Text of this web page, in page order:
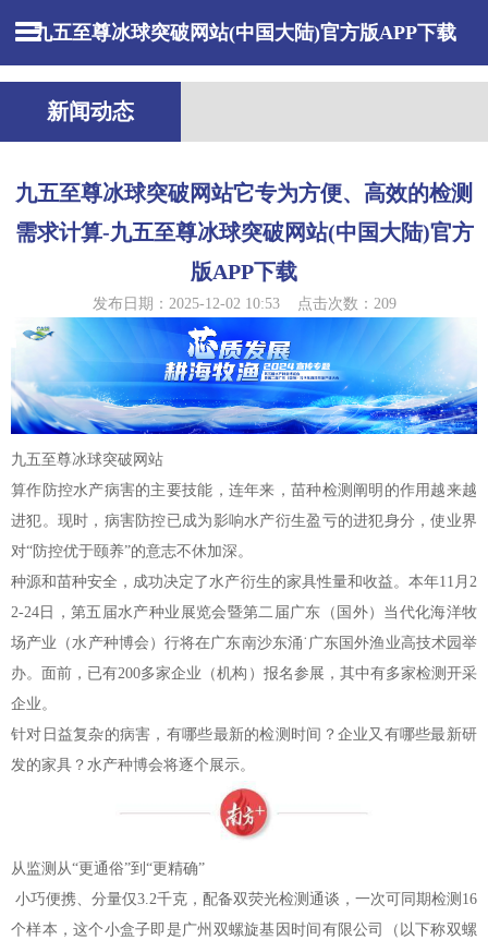
九五至尊冰球突破网站(中国大陆)官方版APP下载
新闻动态
九五至尊冰球突破网站它专为方便、高效的检测
需求计算-九五至尊冰球突破网站(中国大陆)官方
版APP下载
发布日期：2025-12-02 10:53 点击次数：209
九五至尊冰球突破网站
算作防控水产病害的主要技能，连年来，苗种检测阐明的作用越来越
进犯。现时，病害防控已成为影响水产衍生盈亏的进犯身分，使业界
对“防控优于颐养”的意志不休加深。
种源和苗种安全，成功决定了水产衍生的家具性量和收益。本年11月2
2-24日，第五届水产种业展览会暨第二届广东（国外）当代化海洋牧
场产业（水产种博会）行将在广东南沙东涌˙广东国外渔业高技术园举
办。面前，已有200多家企业（机构）报名参展，其中有多家检测开采
企业。
针对日益复杂的病害，有哪些最新的检测时间？企业又有哪些最新研
发的家具？水产种博会将逐个展示。
从监测从“更通俗”到“更精确”
小巧便携、分量仅3.2千克，配备双荧光检测通谈，一次可同期检测16
个样本，这个小盒子即是广州双螺旋基因时间有限公司（以下称双螺